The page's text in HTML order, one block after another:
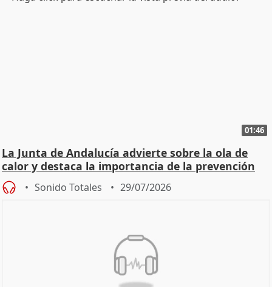
01:46
La Junta de Andalucía advierte sobre la ola de
calor y destaca la importancia de la prevención
Sonido Totales 29/07/2026